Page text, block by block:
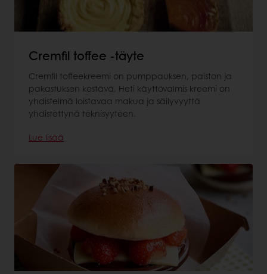
Cremfil toffee -täyte
Cremfil toffeekreemi on pumppauksen, paiston ja
pakastuksen kestävä. Heti käyttövalmis kreemi on
yhdistelmä loistavaa makua ja säilyvyyttä
yhdistettynä teknisyyteen.
Lue lisää